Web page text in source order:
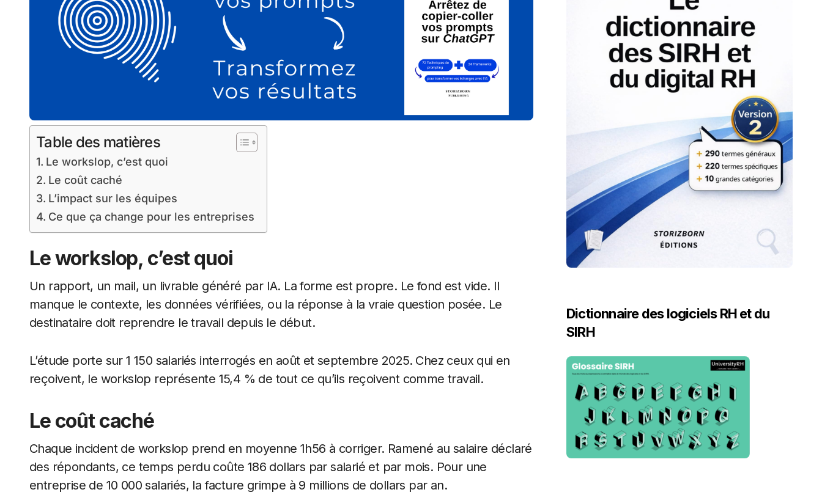
Table des matières
Le workslop, c’est quoi
Le coût caché
L’impact sur les équipes
Ce que ça change pour les entreprises
Le workslop, c’est quoi
Un rapport, un mail, un livrable généré par IA. La forme est propre. Le fond est vide. Il
manque le contexte, les données vérifiées, ou la réponse à la vraie question posée. Le
destinataire doit reprendre le travail depuis le début.
L’étude porte sur 1 150 salariés interrogés en août et septembre 2025. Chez ceux qui en
reçoivent, le workslop représente 15,4 % de tout ce qu’ils reçoivent comme travail.
Le coût caché
Chaque incident de workslop prend en moyenne 1h56 à corriger. Ramené au salaire déclaré
des répondants, ce temps perdu coûte 186 dollars par salarié et par mois. Pour une
entreprise de 10 000 salariés, la facture grimpe à 9 millions de dollars par an.
Dictionnaire des logiciels RH et du
SIRH